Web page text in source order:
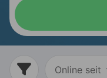
Online seit